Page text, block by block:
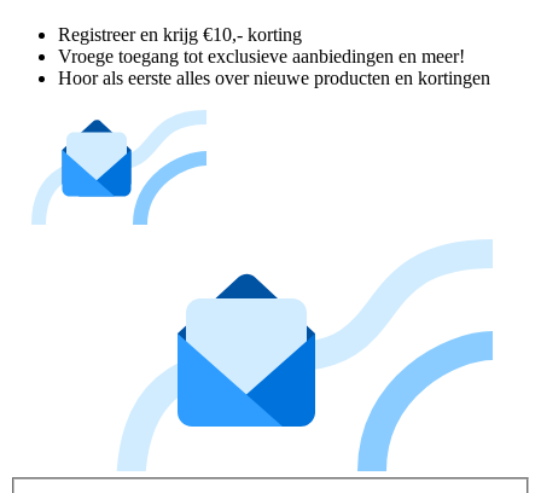
Registreer en krijg €10,- korting
Vroege toegang tot exclusieve aanbiedingen en meer!
Hoor als eerste alles over nieuwe producten en kortingen